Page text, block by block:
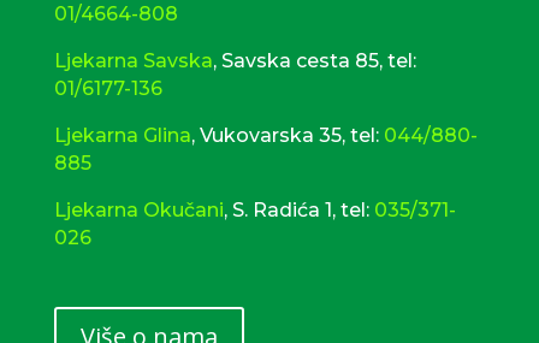
01/4664-808
Ljekarna Savska,Savska cesta 85, tel:
01/6177-136
Ljekarna Glina, Vukovarska 35, tel: 044/880-
885
Ljekarna Okučani, S. Radića 1, tel: 035/371-
026
Više o nama